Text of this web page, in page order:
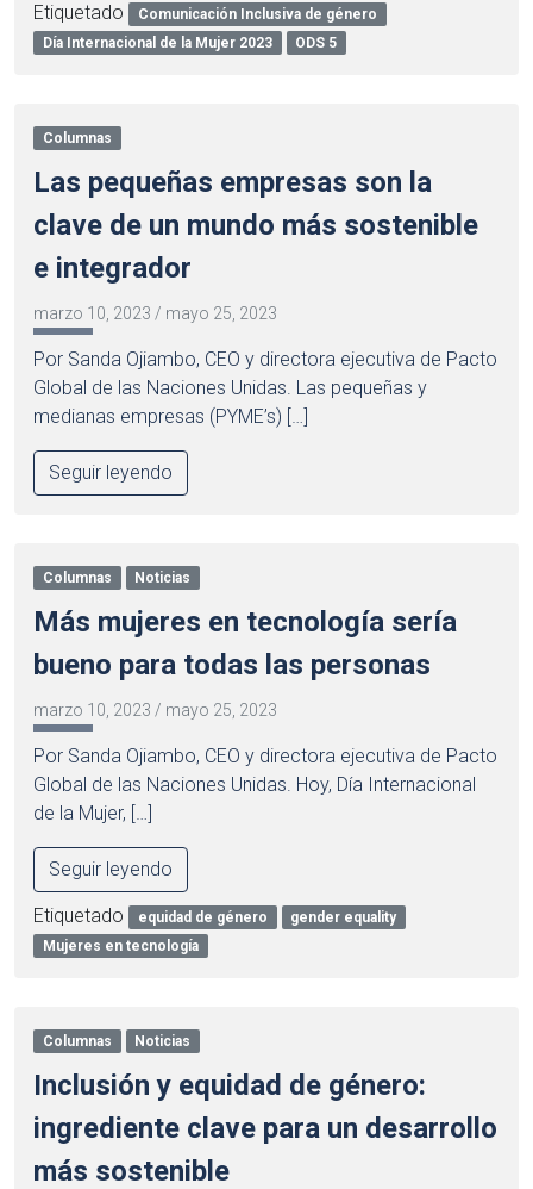
Etiquetado
Comunicación Inclusiva de género
Día Internacional de la Mujer 2023
ODS 5
Columnas
Las pequeñas empresas son la
clave de un mundo más sostenible
e integrador
marzo 10, 2023 / mayo 25, 2023
Por Sanda Ojiambo, CEO y directora ejecutiva de Pacto
Global de las Naciones Unidas. Las pequeñas y
medianas empresas (PYME’s) […]
Seguir leyendo
Columnas Noticias
Más mujeres en tecnología sería
bueno para todas las personas
marzo 10, 2023 / mayo 25, 2023
Por Sanda Ojiambo, CEO y directora ejecutiva de Pacto
Global de las Naciones Unidas. Hoy, Día Internacional
de la Mujer, […]
Seguir leyendo
Etiquetado equidad de género
gender equality
Mujeres en tecnología
Columnas Noticias
Inclusión y equidad de género:
ingrediente clave para un desarrollo
más sostenible